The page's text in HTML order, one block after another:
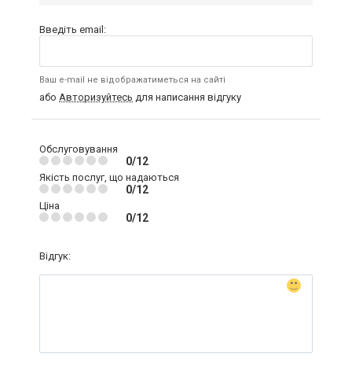
Введіть email:
Ваш e-mail не відображатиметься на сайті
або Авторизуйтесь для написання відгуку
Обслуговування
0/12
Якість послуг, що надаються
0/12
Ціна
0/12
Відгук: